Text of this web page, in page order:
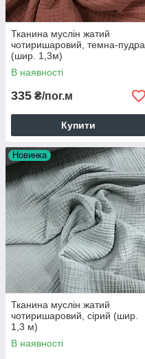
Тканина муслін жатий
чотиришаровий, темна-пудра
(шир. 1,3м)
В наявності
335 ₴/пог.м
Купити
Новинка
Тканина муслін жатий
чотиришаровий, сірий (шир.
1,3 м)
В наявності